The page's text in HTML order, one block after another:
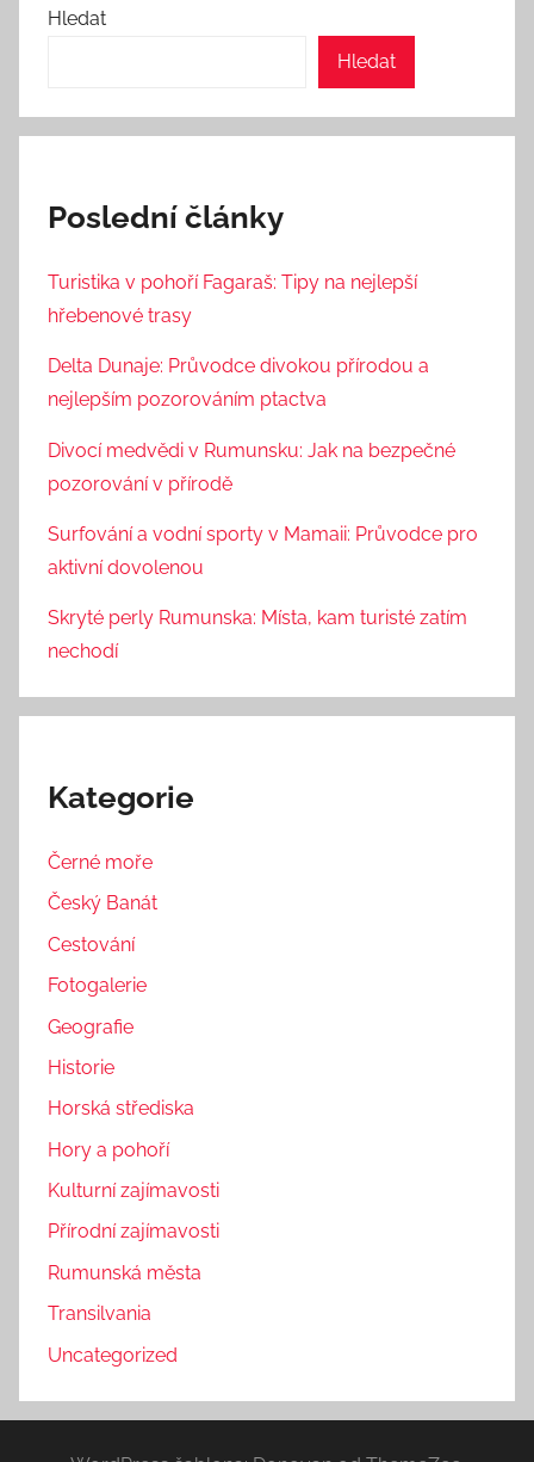
Hledat
Hledat
Poslední články
Turistika v pohoří Fagaraš: Tipy na nejlepší
hřebenové trasy
Delta Dunaje: Průvodce divokou přírodou a
nejlepším pozorováním ptactva
Divocí medvědi v Rumunsku: Jak na bezpečné
pozorování v přírodě
Surfování a vodní sporty v Mamaii: Průvodce pro
aktivní dovolenou
Skryté perly Rumunska: Místa, kam turisté zatím
nechodí
Kategorie
Černé moře
Český Banát
Cestování
Fotogalerie
Geografie
Historie
Horská střediska
Hory a pohoří
Kulturní zajímavosti
Přírodní zajímavosti
Rumunská města
Transilvania
Uncategorized